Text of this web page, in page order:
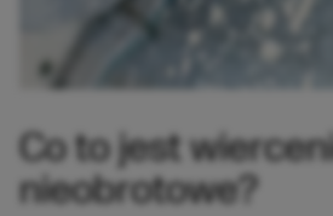
Co to jest
nieobrotowe?